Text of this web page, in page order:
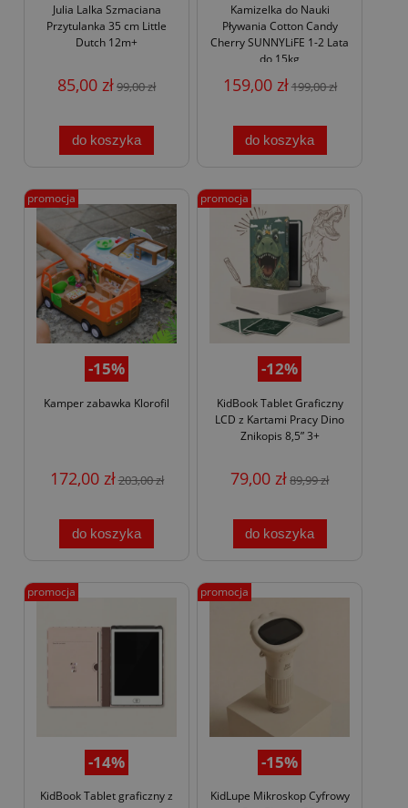
Julia Lalka Szmaciana
Przytulanka 35 cm Little
Dutch 12m+
85,00 zł99,00 zł
do koszyka
Kamizelka do Nauki
Pływania Cotton Candy
Cherry SUNNYLiFE 1-2 Lata
do 15kg
159,00 zł199,00 zł
do koszyka
-15%
Kamper zabawka Klorofil
172,00 zł203,00 zł
do koszyka
promocja
-12%
KidBook Tablet Graficzny
LCD z Kartami Pracy Dino
Znikopis 8,5” 3+
79,00 zł89,99 zł
do koszyka
promocja
-14%
KidBook Tablet graficzny z
promocja
-15%
KidLupe Mikroskop Cyfrowy
promocja